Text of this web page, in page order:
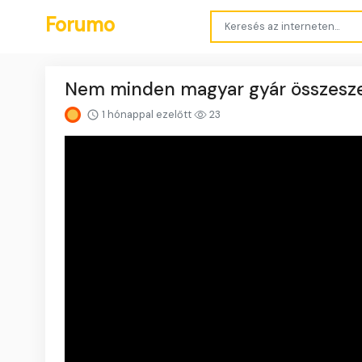
Forumo
Nem minden magyar gyár
1 hónappal ezelőtt 23